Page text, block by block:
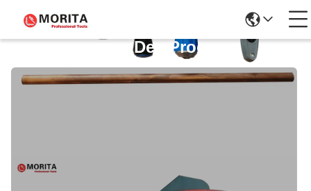
Détails Des Produits